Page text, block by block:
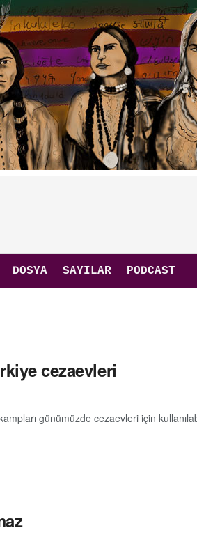
DOSYA SAYILAR PODCAST
cezaevleri
günümüzde cezaevleri için